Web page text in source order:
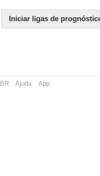
Iniciar ligas de
BR Ajuda App